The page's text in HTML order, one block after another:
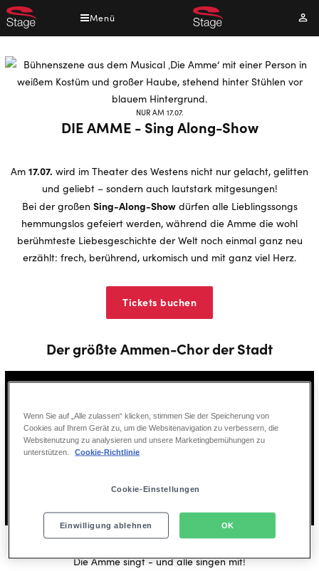
Direkt
zum
Menü
NUR AM 17.07.
DIE AMME - Sing Along-Show
Am 17.07. wird im Theater des Westens nicht nur gelacht, gelitten
und geliebt – sondern auch lautstark mitgesungen!
Bei der großen Sing-Along-Showdürfen alle Lieblingssongs
hemmungslos gefeiert werden, während die Amme die wohl
berühmteste Liebesgeschichte der Welt noch einmal ganz neu
erzählt: frech, berührend, urkomisch und mit ganz viel Herz.
Tickets buchen
Der größte Ammen-Chor der Stadt
00:00
Mute
Die Amme singt - und alle singen mit!
Wenn Sie auf „Alle zulassen“ klicken, stimmen Sie der Speicherung von
Cookies auf Ihrem Gerät zu, um die Websitenavigation zu verbessern, die
Websitenutzung zu analysieren und unsere Marketingbemühungen zu
unterstützen.
Cookie-Richtlinie
Cookie-Einstellungen
Einwilligung ablehnen OK